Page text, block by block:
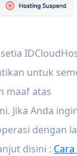
untuk
maaf atas
Jika Anda
dengan
disini :